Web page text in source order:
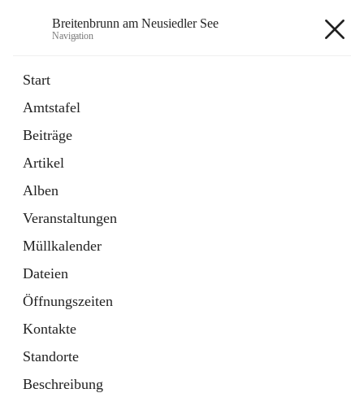
Breitenbrunn am Neusiedler See
Navigation
Start
Amtstafel
Beiträge
Artikel
Alben
Veranstaltungen
Müllkalender
Dateien
Öffnungszeiten
Kontakte
Standorte
Beschreibung
18 Schnellzugriffe
Gemeindeservice